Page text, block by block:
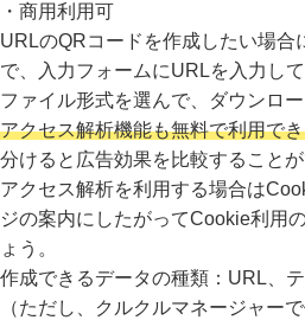
・商用利用可
URLのQRコードを作成したい場合
で、入力フォームにURLを入力して
ファイル形式を選んで、ダウンロー
アクセス解析機能も無料で利用で
分けると広告効果を比較することが
アクセス解析を利用する場合は
ジの案内にしたがってCookie利用
ょう。
作成できるデータの種類：URL、
（ただし、クルクルマネージャー